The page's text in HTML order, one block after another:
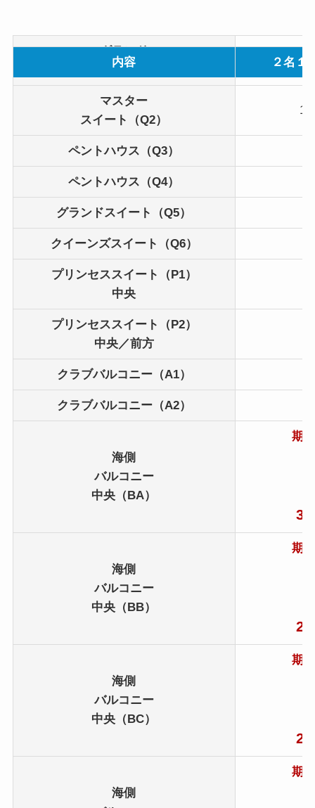
内容 ２名１
グランド
スイート（Q1）
マスター
スイート（Q2）
ペントハウス （Q3）
ペントハウス（Q4）
グランドスイート（Q5）
クイーンズスイート（Q6）
プリンセススイート
（P1）
中央
プリンセススイート
（P2）
中央／前方
クラブバルコニー（A1）
クラブバルコニー（A2）
海側
バルコニー
中央（BA）
期
海側
バルコニー
中央（BB）
期
海側
バルコニー
中央（BC）
期
海側
期